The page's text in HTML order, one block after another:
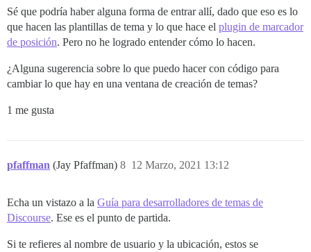
Sé que podría haber alguna forma de entrar allí, dado que eso es lo
que hacen las plantillas de tema y lo que hace el plugin de marcador
de posición. Pero no he logrado entender cómo lo hacen.
¿Alguna sugerencia sobre lo que puedo hacer con código para
cambiar lo que hay en una ventana de creación de temas?
1 me gusta
pfaffman (Jay Pfaffman) 12 Marzo, 2021 13:12
8
Echa un vistazo a la Guía para desarrolladores de temas de
Discourse. Ese es el punto de partida.
Si te refieres al nombre de usuario y la ubicación, estos se